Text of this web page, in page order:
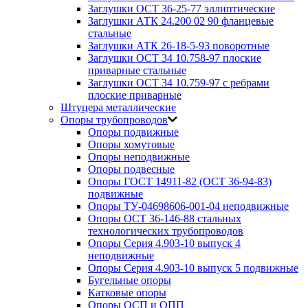
Заглушки ОСТ 36-25-77 эллиптические
Заглушки АТК 24.200 02 90 фланцевые
стальные
Заглушки АТК 26-18-5-93 поворотные
Заглушки ОСТ 34 10.758-97 плоские
приварные стальные
Заглушки ОСТ 34 10.759-97 с ребрами
плоские приварные
Штуцера металлические
Опоры трубопроводов
Опоры подвижные
Опоры хомутовые
Опоры неподвижные
Опоры подвесные
Опоры ГОСТ 14911-82 (ОСТ 36-94-83)
подвижные
Опоры ТУ-04698606-001-04 неподвижные
Опоры ОСТ 36-146-88 стальных
технологических трубопроводов
Опоры Серия 4.903-10 выпуск 4
неподвижные
Опоры Серия 4.903-10 выпуск 5 подвижные
Бугельные опоры
Катковые опоры
Опоры ОСП и ОПП